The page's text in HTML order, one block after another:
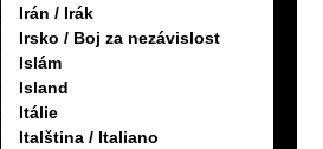
Irán / Irák
Irsko / Boj za nezávislost
Islám
Island
Itálie
Italština / Italiano